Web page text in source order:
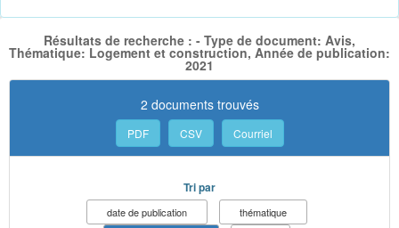
Résultats de recherche : - Type de document: Avis,
Thématique: Logement et construction, Année de publication:
2021
2 documents trouvés
PDF CSV Courriel
Tri par
date de publication
thématique